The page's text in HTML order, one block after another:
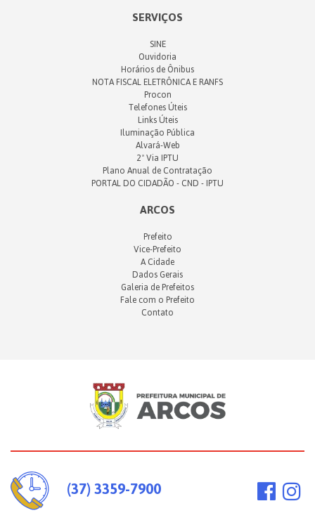
(37) 3359-7900
SERVIÇOS
SINE
Ouvidoria
Horários de Ônibus
NOTA FISCAL ELETRÔNICA E RANFS
Procon
Telefones Úteis
Links Úteis
Iluminação Pública
Alvará-Web
2ª Via IPTU
Plano Anual de Contratação
PORTAL DO CIDADÃO - CND - IPTU
ARCOS
Prefeito
Vice-Prefeito
A Cidade
Dados Gerais
Galeria de Prefeitos
Fale com o Prefeito
Contato